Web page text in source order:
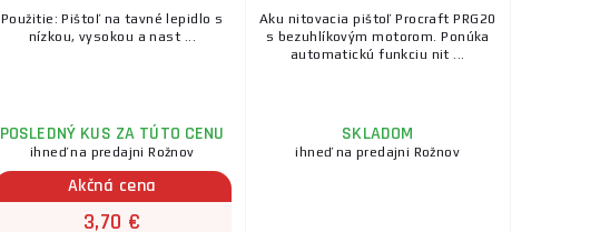
Použitie: Pištoľ na tavné lepidlo s
nízkou, vysokou a nast ...
POSLEDNÝ KUS ZA TÚTO CENU
ihneď na predajni Rožnov
Akčná cena
3,70 €
Aku nitovacia pištoľ Procraft PRG20
s bezuhlíkovým motorom. Ponúka
automatickú funkciu nit ...
SKLADOM
ihneď na predajni Rožnov